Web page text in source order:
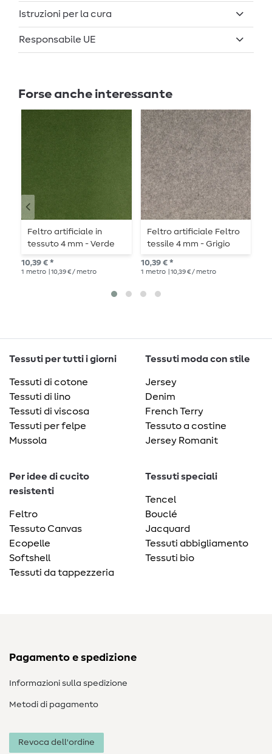
Istruzioni per la cura
Responsabile UE
Forse anche interessante
Feltro artificiale in
tessuto 4 mm - Verde
bosco
10,39 € *
1 metro | 10,39 € / metro
Feltro artificiale Feltro
tessile 4 mm - Grigio
melange
10,39 € *
1 metro | 10,39 € / metro
Tessuti per tutti i giorni
Tessuti di cotone
Tessuti di lino
Tessuti di viscosa
Tessuti per felpe
Mussola
Tessuti moda con stile
Jersey
Denim
French Terry
Tessuto a costine
Jersey Romanit
Per idee di cucito
resistenti
Feltro
Tessuto Canvas
Ecopelle
Softshell
Tessuti da tappezzeria
Tessuti speciali
Tencel
Bouclé
Jacquard
Tessuti abbigliamento
Tessuti bio
Pagamento e spedizione
Informazioni sulla spedizione
Metodi di pagamento
Revoca dell'ordine